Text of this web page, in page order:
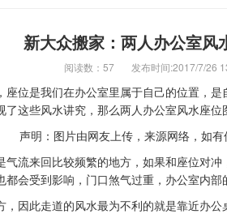
新大众搬家：两人办公室风
阅读数： 57 发布时间:2017/7/26
是我们在办公室里属于自己的位置，是
这些风水讲究，那么两人办公室风水座
声明：图片由网友上传，来源网络，如
来回比较频繁的地方，如果和座位对冲
会受到影响，门口煞气过重，办公室内部
此走道的风水最为不利的就是靠近办公